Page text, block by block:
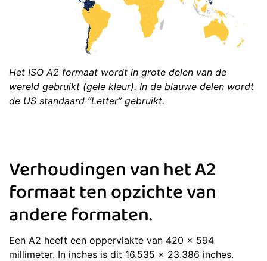
Het ISO A2 formaat wordt in grote delen van de
wereld gebruikt (gele kleur). In de blauwe delen wordt
de US standaard “Letter” gebruikt.
Verhoudingen van het A2
formaat ten opzichte van
andere formaten.
Een A2 heeft een oppervlakte van 420 x 594
millimeter. In inches is dit 16.535 x 23.386 inches.